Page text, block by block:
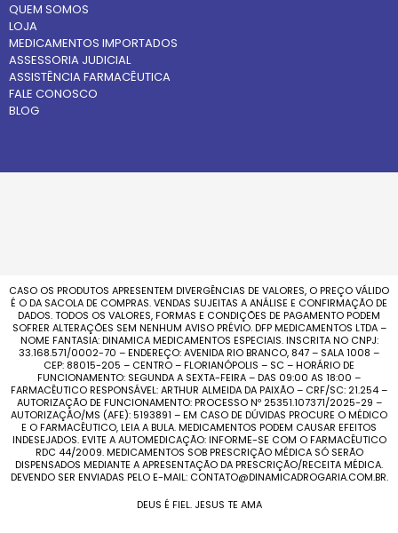
QUEM SOMOS
LOJA
MEDICAMENTOS IMPORTADOS
ASSESSORIA JUDICIAL
ASSISTÊNCIA FARMACÊUTICA
FALE CONOSCO
BLOG
CASO OS PRODUTOS APRESENTEM DIVERGÊNCIAS DE VALORES, O PREÇO VÁLIDO
É O DA SACOLA DE COMPRAS. VENDAS SUJEITAS A ANÁLISE E CONFIRMAÇÃO DE
DADOS. TODOS OS VALORES, FORMAS E CONDIÇÕES DE PAGAMENTO PODEM
SOFRER ALTERAÇÕES SEM NENHUM AVISO PRÉVIO. DFP MEDICAMENTOS LTDA –
NOME FANTASIA: DINAMICA MEDICAMENTOS ESPECIAIS. INSCRITA NO CNPJ:
33.168.571/0002-70 – ENDEREÇO: AVENIDA RIO BRANCO, 847 – SALA 1008 –
CEP: 88015-205 – CENTRO – FLORIANÓPOLIS – SC – HORÁRIO DE
FUNCIONAMENTO: SEGUNDA A SEXTA-FEIRA – DAS 09:00 AS 18:00 –
FARMACÊUTICO RESPONSÁVEL: ARTHUR ALMEIDA DA PAIXÃO – CRF/SC: 21.254 –
AUTORIZAÇÃO DE FUNCIONAMENTO: PROCESSO Nº 25351.107371/2025-29 –
AUTORIZAÇÃO/MS (AFE): 5193891 – EM CASO DE DÚVIDAS PROCURE O MÉDICO
E O FARMACÊUTICO, LEIA A BULA. MEDICAMENTOS PODEM CAUSAR EFEITOS
INDESEJADOS. EVITE A AUTOMEDICAÇÃO: INFORME-SE COM O FARMACÊUTICO
RDC 44/2009. MEDICAMENTOS SOB PRESCRIÇÃO MÉDICA SÓ SERÃO
DISPENSADOS MEDIANTE A APRESENTAÇÃO DA PRESCRIÇÃO/RECEITA MÉDICA.
DEVENDO SER ENVIADAS PELO E-MAIL: CONTATO@DINAMICADROGARIA.COM.BR.
DEUS É FIEL. JESUS TE AMA